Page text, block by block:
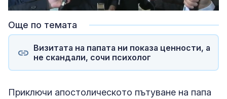
Unmute Loaded
66.06%
Още по темата
Визитата на папата ни показа ценности, а
не скандали, сочи психолог
Приключи апостолическото пътуване на папа